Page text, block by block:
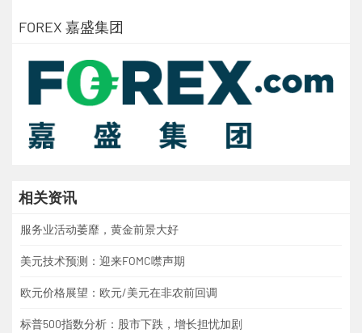
FOREX 嘉盛集团
相关资讯
服务业活动萎靡，黄金前景大好
美元技术预测：迎来FOMC噤声期
欧元价格展望：欧元/美元在非农前回调
标普500指数分析：股市下跌，增长担忧加剧